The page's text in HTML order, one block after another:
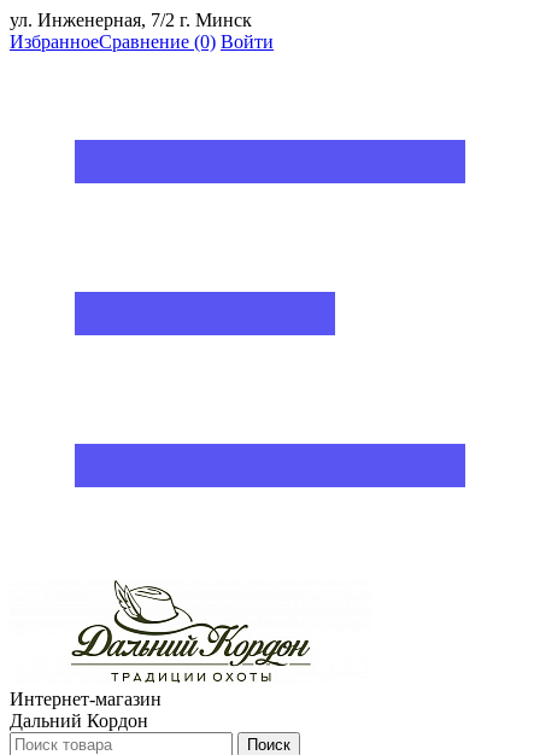
ул. Инженерная, 7/2 г. Минск
ИзбранноеСравнение (0) Войти
Интернет-магазин
Дальний Кордон
Поиск